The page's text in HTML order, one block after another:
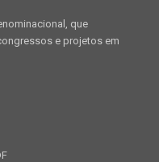
que
e projetos em